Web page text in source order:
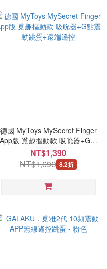
德國 MyToys MySecret Finger
App版 覓趣摳動款 吸吮器+G點
震動跳蛋+遠端遙控
NT$1,390
NT$1,690 8.2折